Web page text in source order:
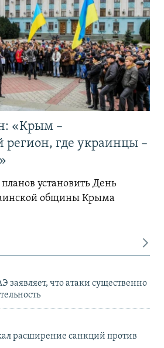
«Крым –
регион, где украинцы –
установить День
общины Крыма
заявляет, что атаки существенно
расширение санкций против